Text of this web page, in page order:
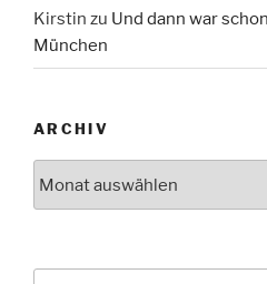
Kirstin zu Und dann war
München
ARCHIV